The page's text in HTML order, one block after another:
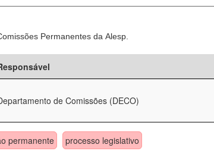
Permanentes da Alesp.
de Comissões (DECO)
permanente processo legislativo